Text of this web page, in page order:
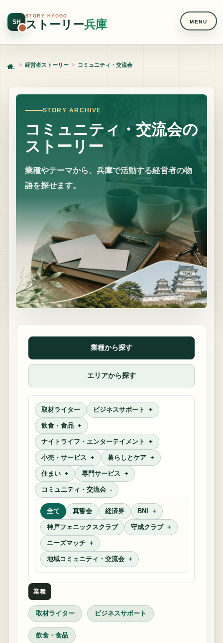
SH
STORY HYOGO
ストーリー兵庫 MENU
Home 経営者ストーリー コミュニティ・交流会
STORY ARCHIVE
コミュニティ・交流会の
ストーリー
業種やテーマから、兵庫で活動する経営者の物
語を探せます。
業種から探す
エリアから探す
取材ライター ビジネスサポート
飲食・食品
ナイトライフ・エンターテイメント
小売・サービス 暮らしとケア
住まい 専門サービス
コミュニティ・交流会
全て 真誓会 経済界 BNI
神戸フェニックスクラブ 守成クラブ
ニーズマッチ
地域コミュニティ・交流会
業種
取材ライター ビジネスサポート
飲食・食品